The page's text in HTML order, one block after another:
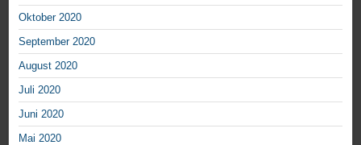
Oktober 2020
September 2020
August 2020
Juli 2020
Juni 2020
Mai 2020